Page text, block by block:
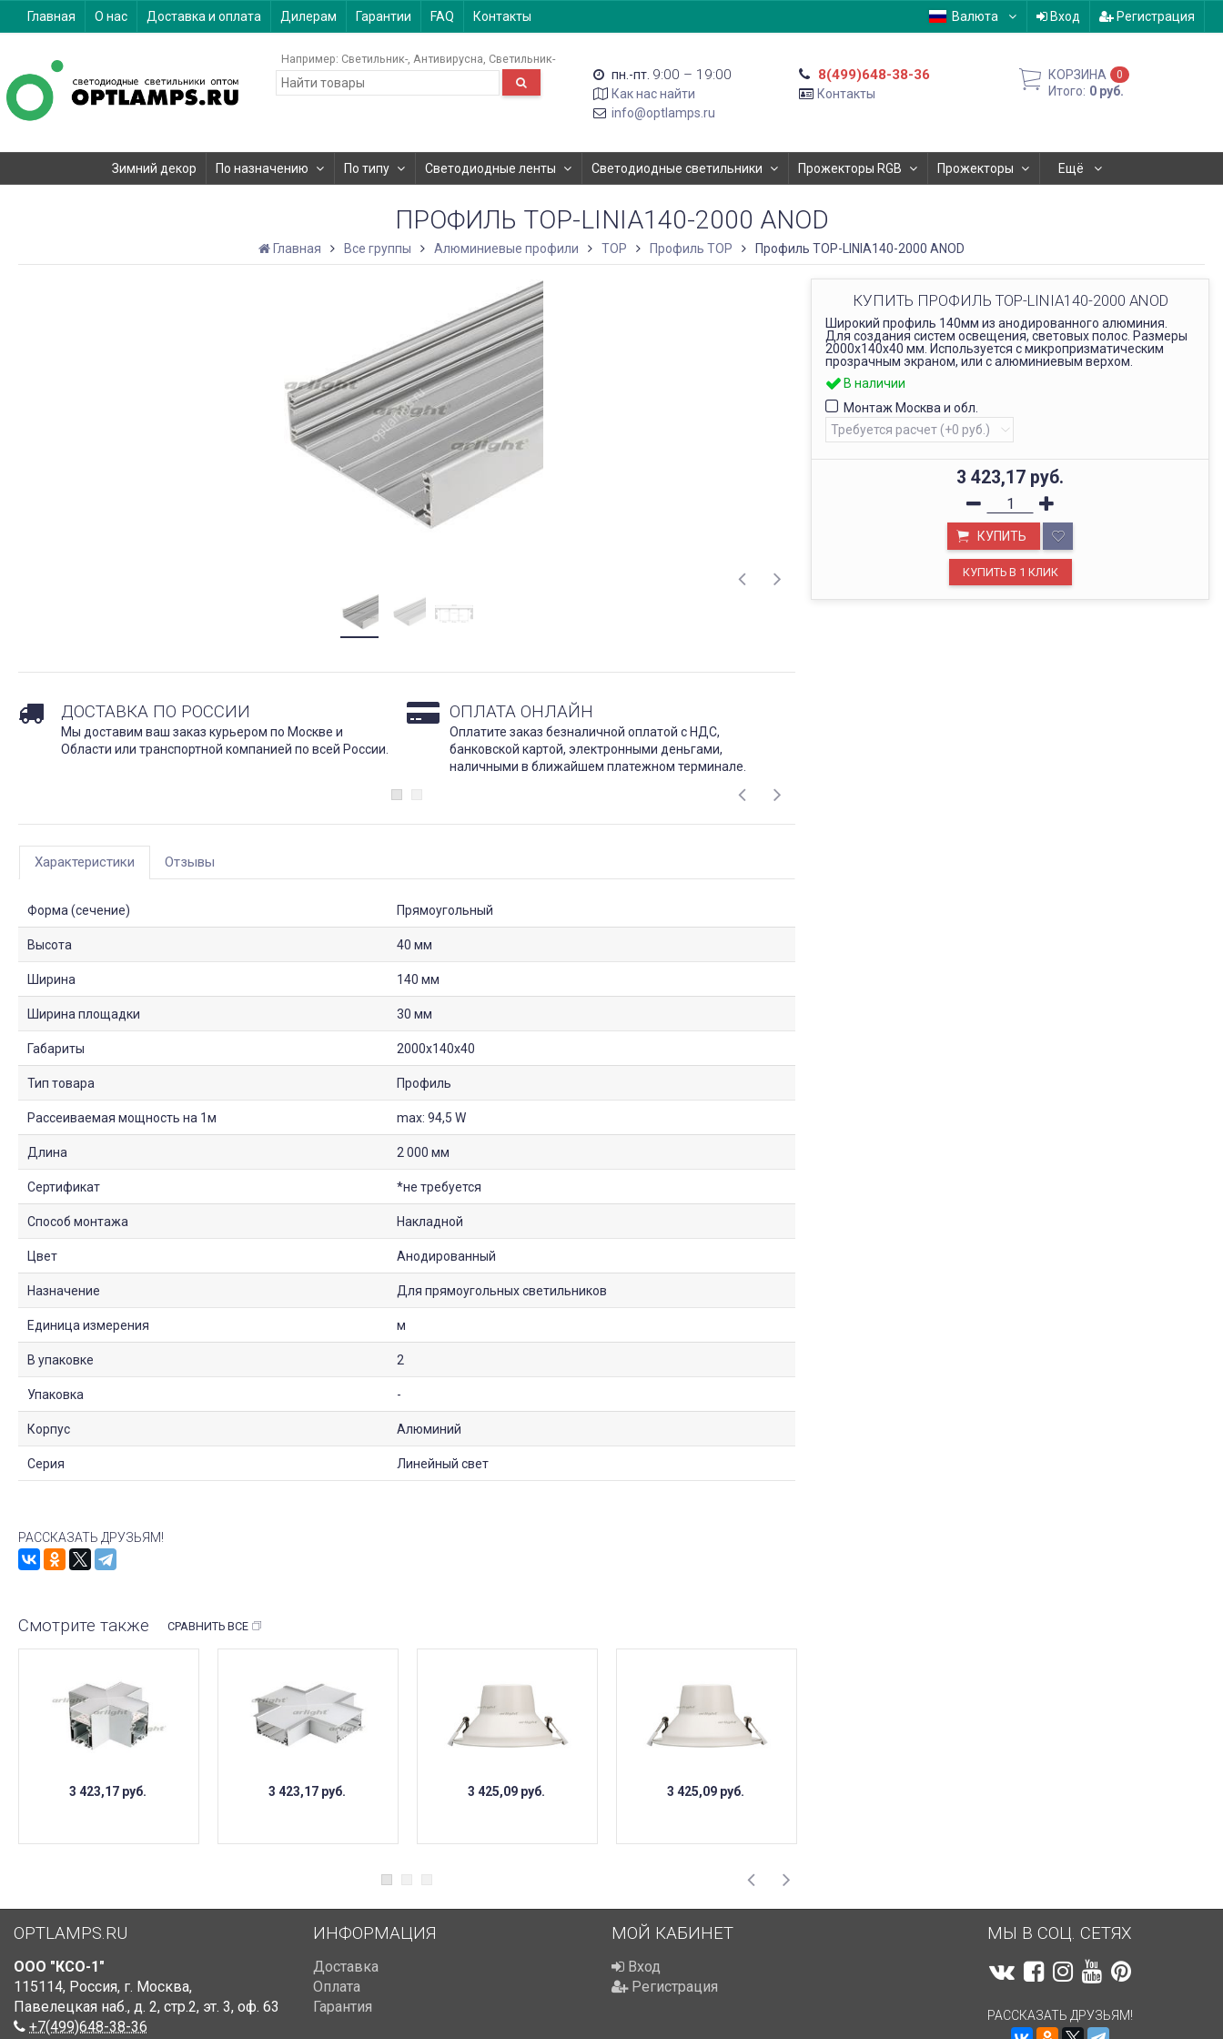
Главная О нас Доставка и оплата Дилерам Гарантии FAQ Контакты Валюта Вход Регистрация
Например: Светильник- Антивирусна Светильник-
пн.-пт. 9:00 – 19:00
Как нас найти
info@optlamps.ru
8(499)648-38-36
Контакты
КОРЗИНА 0
Итого: 0 руб.
Зимний декор По назначению По типу Светодиодные ленты Светодиодные светильники Прожекторы RGB Прожекторы Ещё
ПРОФИЛЬ TOP-LINIA140-2000 ANOD
Главная Все группы Алюминиевые профили TOP Профиль TOP Профиль TOP-LINIA140-2000 ANOD
КУПИТЬ ПРОФИЛЬ TOP-LINIA140-2000 ANOD
Широкий профиль 140мм из анодированного алюминия.
Для создания систем освещения, световых полос. Размеры
2000х140х40 мм. Используется с микропризматическим
прозрачным экраном, или с алюминиевым верхом.
В наличии
Монтаж Москва и обл.
3 423,17 руб.
КУПИТЬ
ДОСТАВКА ПО РОССИИ
Мы доставим ваш заказ курьером по Москве и
Области или транспортной компанией по всей России.
ОПЛАТА ОНЛАЙН
Оплатите заказ безналичной оплатой с НДС,
банковской картой, электронными деньгами,
наличными в ближайшем платежном терминале.
Характеристики Отзывы
Форма (сечение) Прямоугольный
Высота 40 мм
Ширина 140 мм
Ширина площадки 30 мм
Габариты 2000x140x40
Тип товара Профиль
Рассеиваемая мощность на 1м max: 94,5 W
Длина 2 000 мм
Сертификат *не требуется
Способ монтажа Накладной
Цвет Анодированный
Назначение Для прямоугольных светильников
Единица измерения м
В упаковке 2
Упаковка -
Корпус Алюминий
Серия Линейный свет
РАССКАЗАТЬ ДРУЗЬЯМ!
Смотрите также СРАВНИТЬ ВСЕ
3 423,17 руб. 3 423,17 руб. 3 425,09 руб. 3 425,09 руб.
OPTLAMPS.RU
ООО "КСО-1"
115114, Россия, г. Москва,
Павелецкая наб., д. 2, стр.2, эт. 3, оф. 63
+7(499)648-38-36
ИНФОРМАЦИЯ
Доставка
Оплата
Гарантия
МОЙ КАБИНЕТ
Вход
Регистрация
МЫ В СОЦ. СЕТЯХ
РАССКАЗАТЬ ДРУЗЬЯМ!